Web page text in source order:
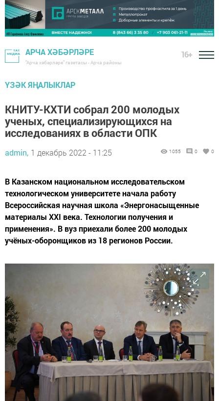
АРЧА ХӘБӘРЛӘРЕ
"Арча хәбәрләре" газетасы - Арча районы
16+
ҮЗӘК ЯҢАЛЫКЛАР
КНИТУ-КХТИ собрал 200 молодых
ученых, специализирующихся на
исследованиях в области ОПК
admin, 1 декабрь 2022 - 11:25 1055 0 0
В Казанском национальном исследовательском
технологическом университете начала работу
Всероссийская научная школа «Энергонасыщенные
материалы XXI века. Технологии получения и
применения». В вуз приехали более 200 молодых
учёных-оборонщиков из 18 регионов России.